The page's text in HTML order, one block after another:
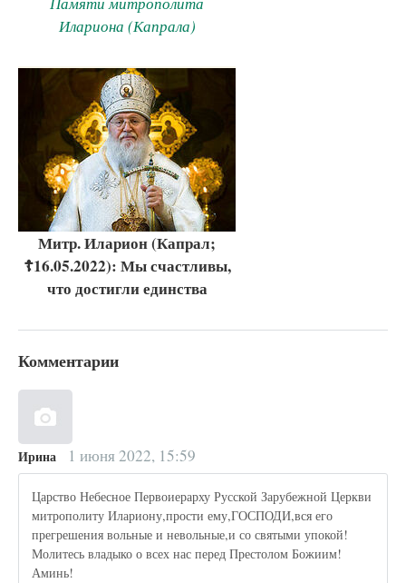
Илариона (Капрала)
Митр. Иларион (Капрал;
☦16.05.2022): Мы счастливы,
что достигли единства
Комментарии
Ирина 1 июня 2022, 15:59
Царство Небесное Первоиерарху Русской Зарубежной Церкви
митрополиту Илариону,прости ему,ГОСПОДИ,вся его
прегрешения вольные и невольные,и со святыми упокой!
Молитесь владыко о всех нас перед Престолом Божиим!
Аминь!